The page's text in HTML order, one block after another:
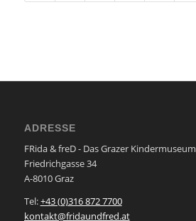
ADRESSE
FRida & freD - Das Grazer Kindermuseum
Friedrichgasse 34
A-8010 Graz
Tel:+43 (0)316 872 7700
kontakt@fridaundfred.at